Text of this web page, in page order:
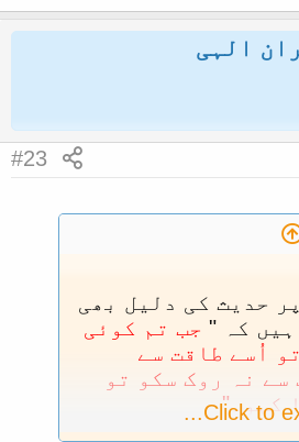
الہی
#23
حدیث کی دلیل بھی
کہ " جب تم کوئی
اُسے طاقت سے
سے نہ روک سکو تو
کہو۔"
بات پرہی کیا
Click to